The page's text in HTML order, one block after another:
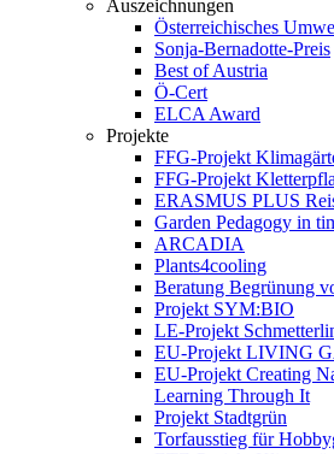
Auszeichnungen
Österreichisches
Sonja-Bernadotte-Preis
Best of Austria
Ö-Cert
ELCA Award
Projekte
FFG-Projekt
FFG-Projekt
ERASMUS PLUS
Garden Pedagogy in
ARCADIA
Plants4cooling
Beratung Begrünung
Projekt SYM:BIO
LE-Projekt
EU-Projekt LIVING
EU-Projekt Creating
Learning Through It
Projekt Stadtgrün
Torfausstieg für